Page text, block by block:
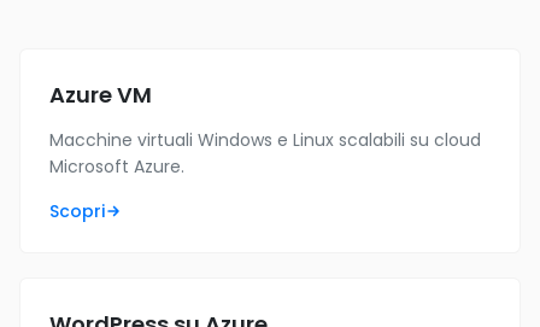
Azure VM
Macchine virtuali Windows e Linux scalabili su cloud
Microsoft Azure.
Scopri